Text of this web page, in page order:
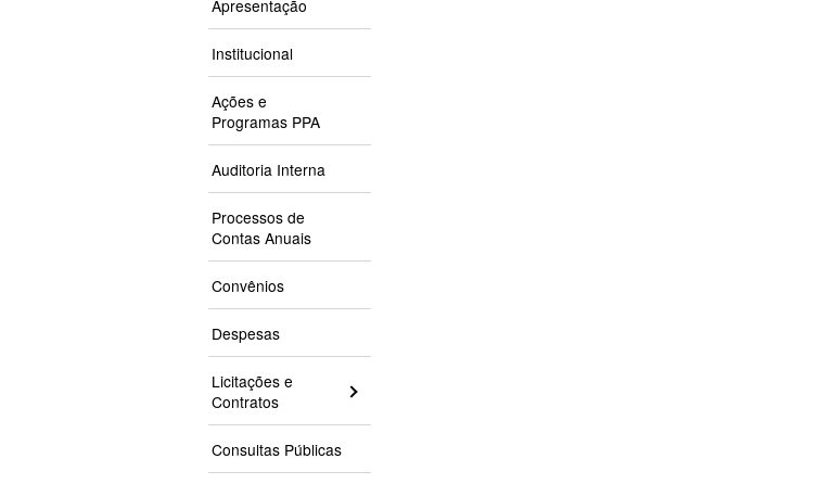
Apresentação
Institucional
Ações e
Programas PPA
Auditoria Interna
Processos de
Contas Anuais
Convênios
Despesas
Licitações e
Contratos
Consultas Públicas